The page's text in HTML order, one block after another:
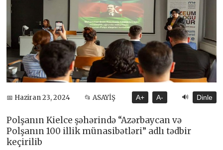
📅 Haziran 23, 2024 📂 ASAYİŞ A+ A- 🔊 Dinle
Polşanın Kielce şəhərində “Azərbaycan və
Polşanın 100 illik münasibətləri” adlı tədbir
keçirilib